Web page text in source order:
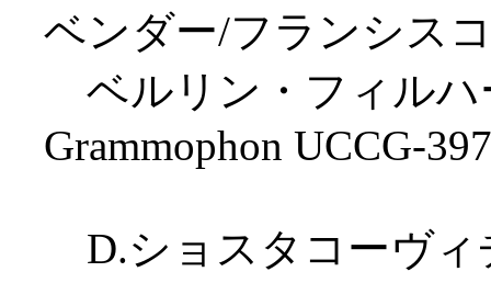
ベンダー/フランシス
ベルリン・フィルハ
Grammophon UCCG-
D.ショスタコーヴ